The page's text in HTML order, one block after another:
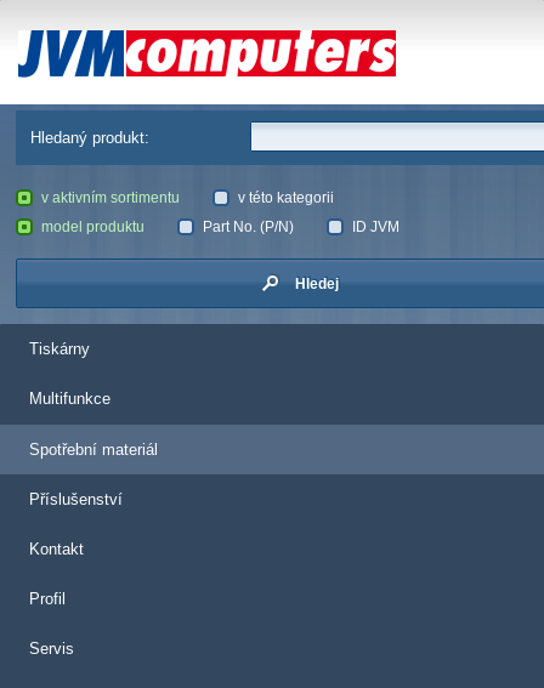
JVM Computers
Hledaný produkt:
v aktivním sortimentu
v této kategorii
model produktu
Part No. (P/N) ID JVM
Hledej
Tiskárny
Multifunkce
Spotřební materiál
Příslušenství
Kontakt
Profil
Servis